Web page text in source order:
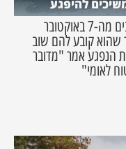
המוסד לביטוח לאומי כופה על נפגעים רבים מה-7 באוקטובר
שהוא קובע להם שוב
הנפגע אמר "מדובר
לאומי"